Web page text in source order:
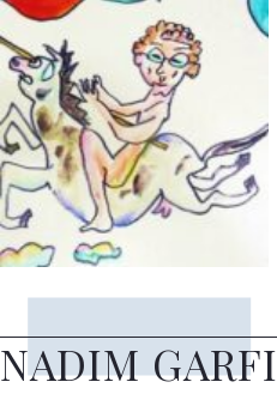
NADIM GARFI